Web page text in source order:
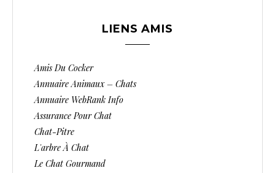
LIENS AMIS
Amis Du Cocker
Annuaire Animaux – Chats
Annuaire WebRank Info
Assurance Pour Chat
Chat-Pitre
L'arbre À Chat
Le Chat Gourmand